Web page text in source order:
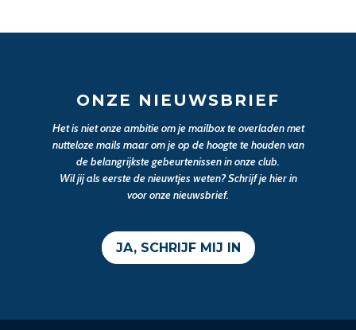
ONZE NIEUWSBRIEF
Het is niet onze ambitie om je mailbox te overladen met
nutteloze mails maar om je op de hoogte te houden van
de belangrijkste gebeurtenissen in onze club.
Wil jij als eerste de nieuwtjes weten? Schrijf je hier in
voor onze nieuwsbrief.
JA, SCHRIJF MIJ IN